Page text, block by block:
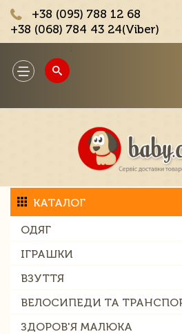
+38 (095) 788 12 68
+38 (068) 784 43 24(Viber)
Toggle
navigation
КАТАЛОГ
ОДЯГ
ІГРАШКИ
ВЗУТТЯ
ВЕЛОСИПЕДИ ТА
ЗДОРОВ'Я МАЛЮКА